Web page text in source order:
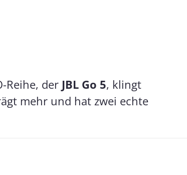
Reihe, der JBL Go 5, klingt
mehr und hat zwei echte